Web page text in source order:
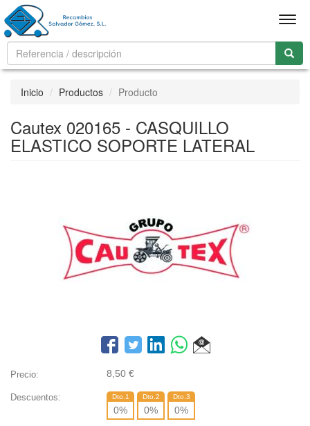
Inicio Productos Producto
Cautex 020165 - CASQUILLO
ELASTICO SOPORTE LATERAL
Precio: 8,50 €
Descuentos: Dto.1
0%
Dto.2
0%
Dto.3
0%